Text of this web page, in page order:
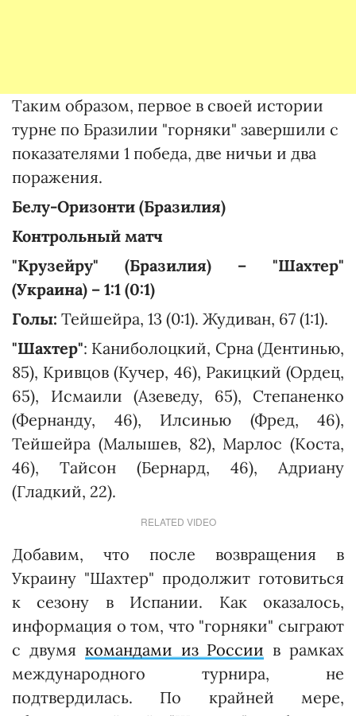
Таким образом, первое в своей истории
турне по Бразилии "горняки" завершили с
показателями 1 победа, две ничьи и два
поражения.
Белу-Оризонти (Бразилия)
Контрольный матч
"Крузейру" (Бразилия) – "Шахтер"
(Украина) – 1:1 (0:1)
Голы: Тейшейра, 13 (0:1). Жудиван, 67 (1:1).
"Шахтер": Каниболоцкий, Срна (Дентинью,
85), Кривцов (Кучер, 46), Ракицкий (Ордец,
65), Исмаили (Азеведу, 65), Степаненко
(Фернанду, 46), Илсинью (Фред, 46),
Тейшейра (Малышев, 82), Марлос (Коста,
46), Тайсон (Бернард, 46), Адриану
(Гладкий, 22).
RELATED VIDEO
Добавим, что после возвращения в
Украину "Шахтер" продолжит готовиться
к сезону в Испании. Как оказалось,
информация о том, что "горняки" сыграют
с двумя командами из России в рамках
международного турнира, не
подтвердилась. По крайней мере,